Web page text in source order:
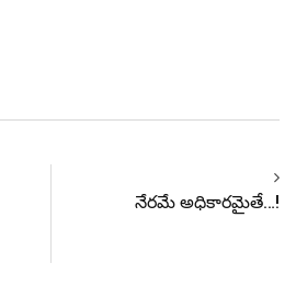
నేరమే అధికారమైతే…!